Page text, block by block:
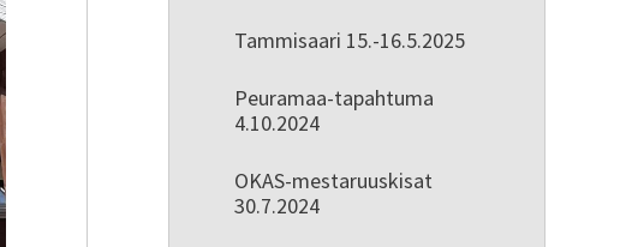
Tammisaari 15.-16.5.2025
Peuramaa-tapahtuma
4.10.2024
OKAS-mestaruuskisat
30.7.2024